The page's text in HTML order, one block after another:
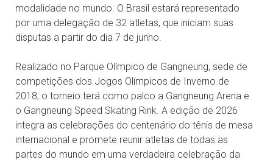
modalidade no mundo. O Brasil estará representado
por uma delegação de 32 atletas, que iniciam suas
disputas a partir do dia 7 de junho.
Realizado no Parque Olímpico de Gangneung, sede de
competições dos Jogos Olímpicos de Inverno de
2018, o torneio terá como palco a Gangneung Arena e
o Gangneung Speed Skating Rink. A edição de 2026
integra as celebrações do centenário do tênis de mesa
internacional e promete reunir atletas de todas as
partes do mundo em uma verdadeira celebração da